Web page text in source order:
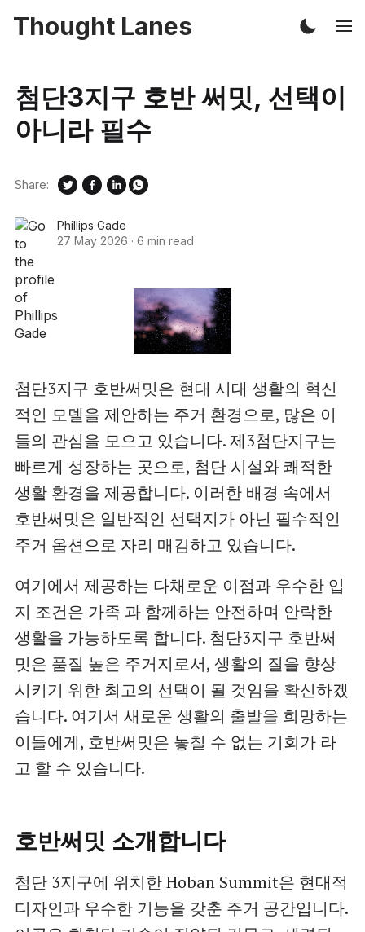
Thought Lanes
첨단3지구 호반 써밋, 선택이
아니라 필수
Phillips Gade
27 May 2026 · 6 min read
Share:
첨단3지구 호반써밋은 현대 시대 생활의 혁신
적인 모델을 제안하는 주거 환경으로, 많은 이
들의 관심을 모으고 있습니다. 제3첨단지구는
빠르게 성장하는 곳으로, 첨단 시설와 쾌적한
생활 환경을 제공합니다. 이러한 배경 속에서
호반써밋은 일반적인 선택지가 아닌 필수적인
주거 옵션으로 자리 매김하고 있습니다.
여기에서 제공하는 다채로운 이점과 우수한 입
지 조건은 가족 과 함께하는 안전하며 안락한
생활을 가능하도록 합니다. 첨단3지구 호반써
밋은 품질 높은 주거지로서, 생활의 질을 향상
시키기 위한 최고의 선택이 될 것임을 확신하겠
습니다. 여기서 새로운 생활의 출발을 희망하는
이들에게, 호반써밋은 놓칠 수 없는 기회가 라
고 할 수 있습니다.
호반써밋 소개합니다
첨단 3지구에 위치한 Hoban Summit은 현대적
디자인과 우수한 기능을 갖춘 주거 공간입니다.